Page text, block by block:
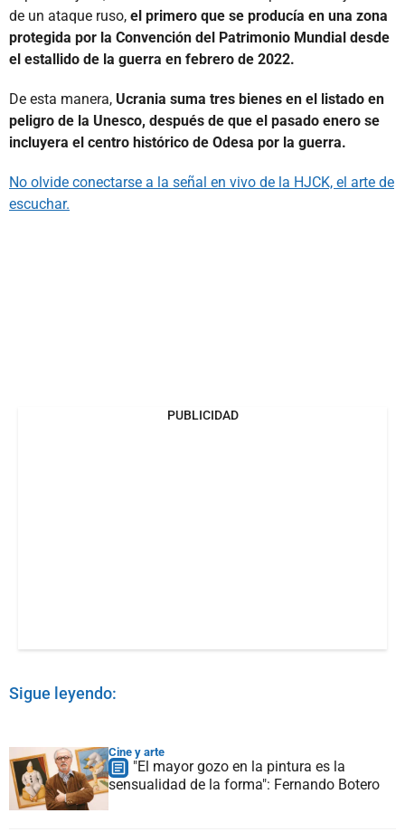
de un ataque ruso, el primero que se producía en una zona
protegida por la Convención del Patrimonio Mundial desde
el estallido de la guerra en febrero de 2022.
De esta manera, Ucrania suma tres bienes en el listado en
peligro de la Unesco, después de que el pasado enero se
incluyera el centro histórico de Odesa por la guerra.
No olvide conectarse a la señal en vivo de la HJCK, el arte de
escuchar.
PUBLICIDAD
Sigue leyendo:
Cine y arte
"El mayor gozo en la pintura es la
sensualidad de la forma": Fernando Botero